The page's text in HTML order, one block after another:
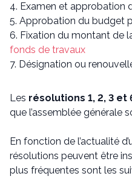
Examen et approbation
Approbation du budget
Fixation du montant de
fonds de travaux
Désignation ou
Les résolutions 1, 2, 3
que l’assemblée générale
En fonction de l’actualité
résolutions peuvent être
plus fréquentes sont les